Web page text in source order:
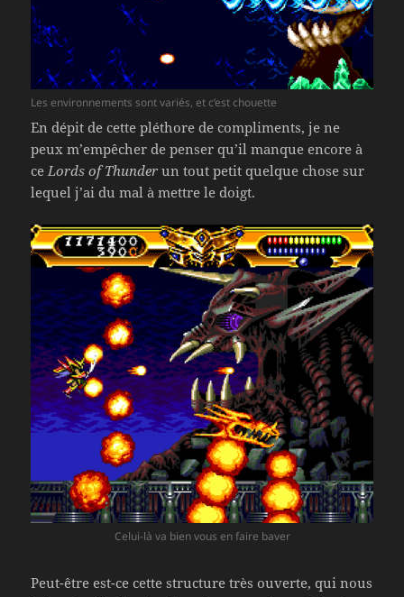
Les environnements sont variés, et c’est chouette
En dépit de cette pléthore de compliments, je ne
peux m’empêcher de penser qu’il manque encore à
ce Lords of Thunder un tout petit quelque chose sur
lequel j’ai du mal à mettre le doigt.
Celui-là va bien vous en faire baver
Peut-être est-ce cette structure très ouverte, qui nous